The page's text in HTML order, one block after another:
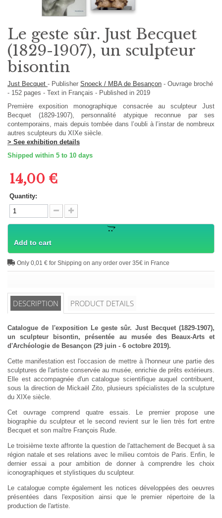
Le geste sûr. Just Becquet
(1829-1907), un sculpteur
bisontin
Just Becquet - Publisher Snoeck / MBA de Besançon - Ouvrage broché
- 152 pages - Text in Français - Published in 2019
Première exposition monographique consacrée au sculpteur Just
Becquet (1829-1907), personnalité atypique reconnue par ses
contemporains, mais depuis tombée dans l’oubli à l’instar de nombreux
autres sculpteurs du XIXe siècle.
> See exhibition details
Shipped within 5 to 10 days
14,00 €
Quantity:
Add to cart
Only 0,01 € for Shipping on any order over 35€ in France
DESCRIPTION PRODUCT DETAILS
Catalogue de l'exposition Le geste sûr. Just Becquet (1829-1907),
un sculpteur bisontin, présentée au musée des Beaux-Arts et
d'Archéologie de Besançon (29 juin - 6 octobre 2019).
Cette manifestation est l'occasion de mettre à l'honneur une partie des
sculptures de l'artiste conservée au musée, enrichie de prêts extérieurs.
Elle est accompagnée d'un catalogue scientifique auquel contribuent,
sous la direction de Mickaël Zito, plusieurs spécialistes de la sculpture
du XIXe siècle.
Cet ouvrage comprend quatre essais. Le premier propose une
biographie du sculpteur et le second revient sur le lien très fort entre
Becquet et son maître François Rude.
Le troisième texte affronte la question de l'attachement de Becquet à sa
région natale et ses relations avec le milieu comtois de Paris. Enfin, le
dernier essai a pour ambition de donner à comprendre les choix
iconographiques et stylistiques du sculpteur.
Le catalogue compte également les notices développées des oeuvres
présentées dans l'exposition ainsi que le premier répertoire de la
production de l'artiste.